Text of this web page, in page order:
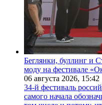
Беглянки, буллинг и
моду на фестивале
06 августа 2026, 15:42
34-й фестиваль
самого начала